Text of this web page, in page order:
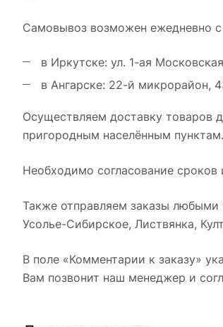
Самовывоз возможен ежедневно
в Иркутске: ул. 1-ая
в Ангарске: 22-й микрорайон,
Осуществляем доставку товаров
пригородным населённым пунктам.
Необходимо согласование сроков
Также отправляем заказы
Усолье-Сибирское, Листвянка,
В поле «Комментарии к заказу»
Вам позвонит наш менеджер и